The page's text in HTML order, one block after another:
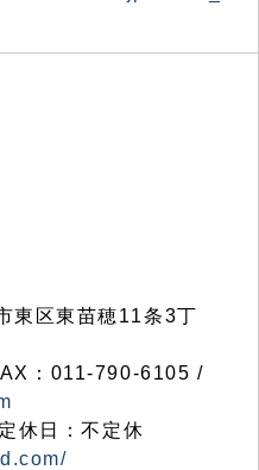
区東苗穂11条3丁
：011-790-6105 /
休日：不定休